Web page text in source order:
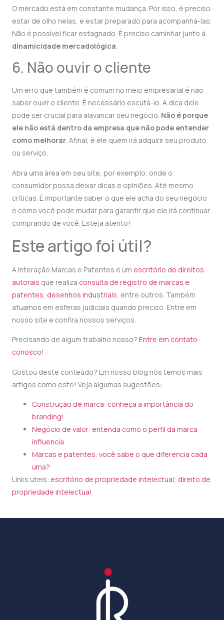
O mercado está em constante mudança. Por isso, é preciso
estar de olho nelas, e estar preparado para acompanhá-las.
Não é possível ficar estagnado. É preciso caminhar junto à
dinamicidade mercadológica
6. Não ouvir o cliente
Um erro que também é comum no meio empresarial é não
saber ouvir o cliente. É necessário escutá-lo. A dica dele
pode ser crucial para alavancar seu negócio. Não é porque
ele não está dentro da empresa que não pode entender
como melhorar. Afinal, é ele quem irá adquirir seu produto
ou serviço.
Abra uma área em seu site, por exemplo, onde o
consumidor possa deixar dicas e opiniões. Até mesmo
críticas. É importante saber o que ele acha do seu negócio
e como você pode mudar para garantir que ele irá continuar
comprando de você. Esteja atento!
Este artigo foi útil?
A Interação Marcas e Patentes é um escritório de direitos
autorais que realiza consulta de registro de marcas e
patentes, desenhos industriais, entre outros. Também
atuamos em esferas judiciais quando preciso. Entre em
nosso site e confira nossos serviços.
Precisando de algum trabalho nosso? Entre em contato
conosco!
Gostou deste conteúdo? Em nosso blog nós temos mais
artigos como este! Veja algumas sugestões:
Construção de marca: conheça a importância do
branding!
Negócio de valor: entenda como o perfil da marca
influencia
Marcas e patentes: você sabe o que diferencia cada
uma?
Links úteis: escritório de propriedade intelectual; direito de
propriedade intelectual